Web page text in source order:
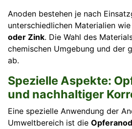
Anoden bestehen je nach
unterschiedlichen Materialien wie
oder Zink. Die Wahl des
chemischen Umgebung und der
ab.
Spezielle Aspekte:
und nachhaltiger
Eine spezielle Anwendung der
Umweltbereich ist die